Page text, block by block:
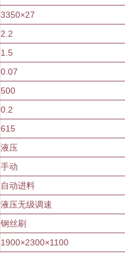
3350×27
2.2
1.5
0.07
500
0.2
615
液压
手动
自动进料
液压无级调速
钢丝刷
1900×2300×1100